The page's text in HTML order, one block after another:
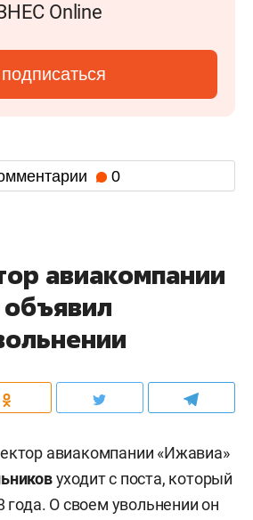
Online
подписаться
0
авиакомпании
авиакомпании «Ижавиа»
уходит с поста, который
года. О своем увольнении он